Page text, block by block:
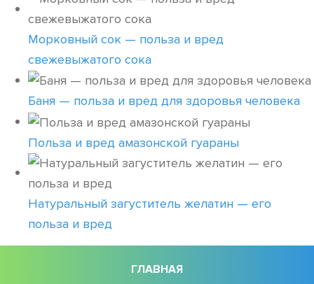
Морковный сок — польза и вред
свежевыжатого сока
Баня — польза и вред для здоровья человека
Польза и вред амазонской гуараны
Натуральный загуститель желатин — его
польза и вред
ГЛАВНАЯ